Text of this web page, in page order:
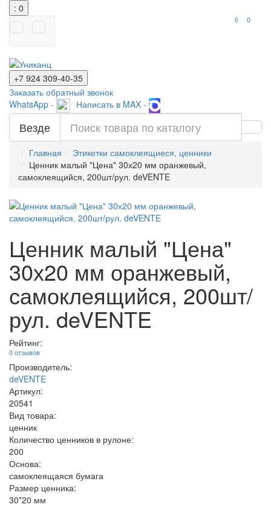
: 0
0 0
+7 924 309-40-35
Заказать обратный звонок
WhatsApp -
Написать в MAX -
Везде
Главная
Этикетки самоклеящиеся, ценники
Ценник малый "Цена" 30х20 мм оранжевый,
самоклеящийся, 200шт/рул. deVENTE
Ценник малый "Цена"
30х20 мм оранжевый,
самоклеящийся, 200шт/
рул. deVENTE
Рейтинг:
0 отзывов
Производитель:
deVENTE
Артикул:
20541
Вид товара:
ценник
Количество ценников в рулоне:
200
Основа:
самоклеящаяся бумага
Размер ценника:
30*20 мм